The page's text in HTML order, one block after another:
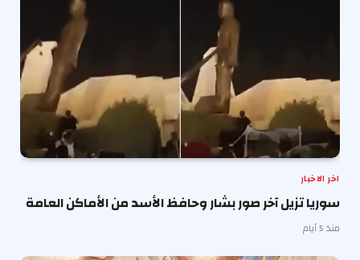
اخر الاخبار
سوريا تزيل آخر صور بشار وحافظ الأسد من الأماكن العامة
منذ 5 أيام